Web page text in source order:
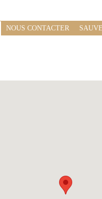
NOUS CONTACTER